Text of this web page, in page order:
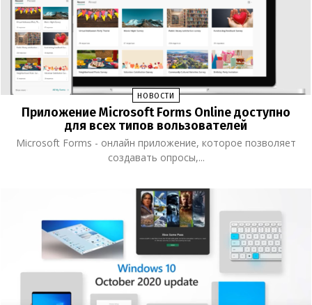
НОВОСТИ
Приложение Microsoft Forms Online доступно
для всех типов вользователей
Microsoft Forms - онлайн приложение, которое позволяет
создавать опросы,...